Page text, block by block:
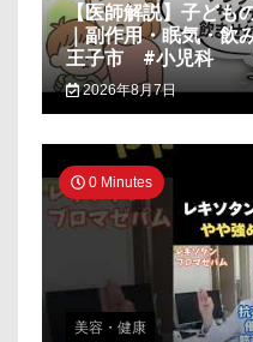
【医師解説】子ども
｜副作用・眠気・
王子市 #小児科
2026年8月7日
0 Minutes
美容・健康